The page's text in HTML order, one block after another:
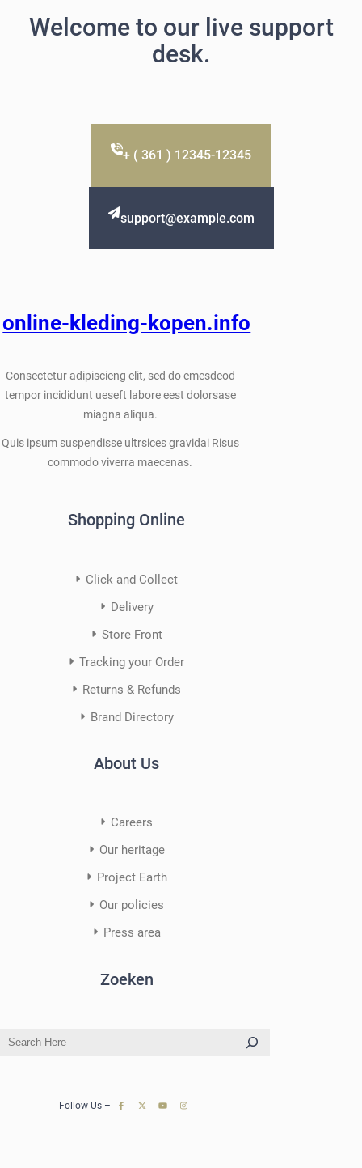
en
Prestaties
Welcome to our live support
desk.
+ ( 361 ) 12345-12345
support@example.com
online-kleding-kopen.info
Consectetur adipiscieng elit, sed do emesdeod
tempor incididunt ueseft labore eest dolorsase
miagna aliqua.
Quis ipsum suspendisse ultrsices gravidai Risus
commodo viverra maecenas.
Shopping Online
Click and Collect
Delivery
Store Front
Tracking your Order
Returns & Refunds
Brand Directory
About Us
Careers
Our heritage
Project Earth
Our policies
Press area
Zoeken
Follow Us –